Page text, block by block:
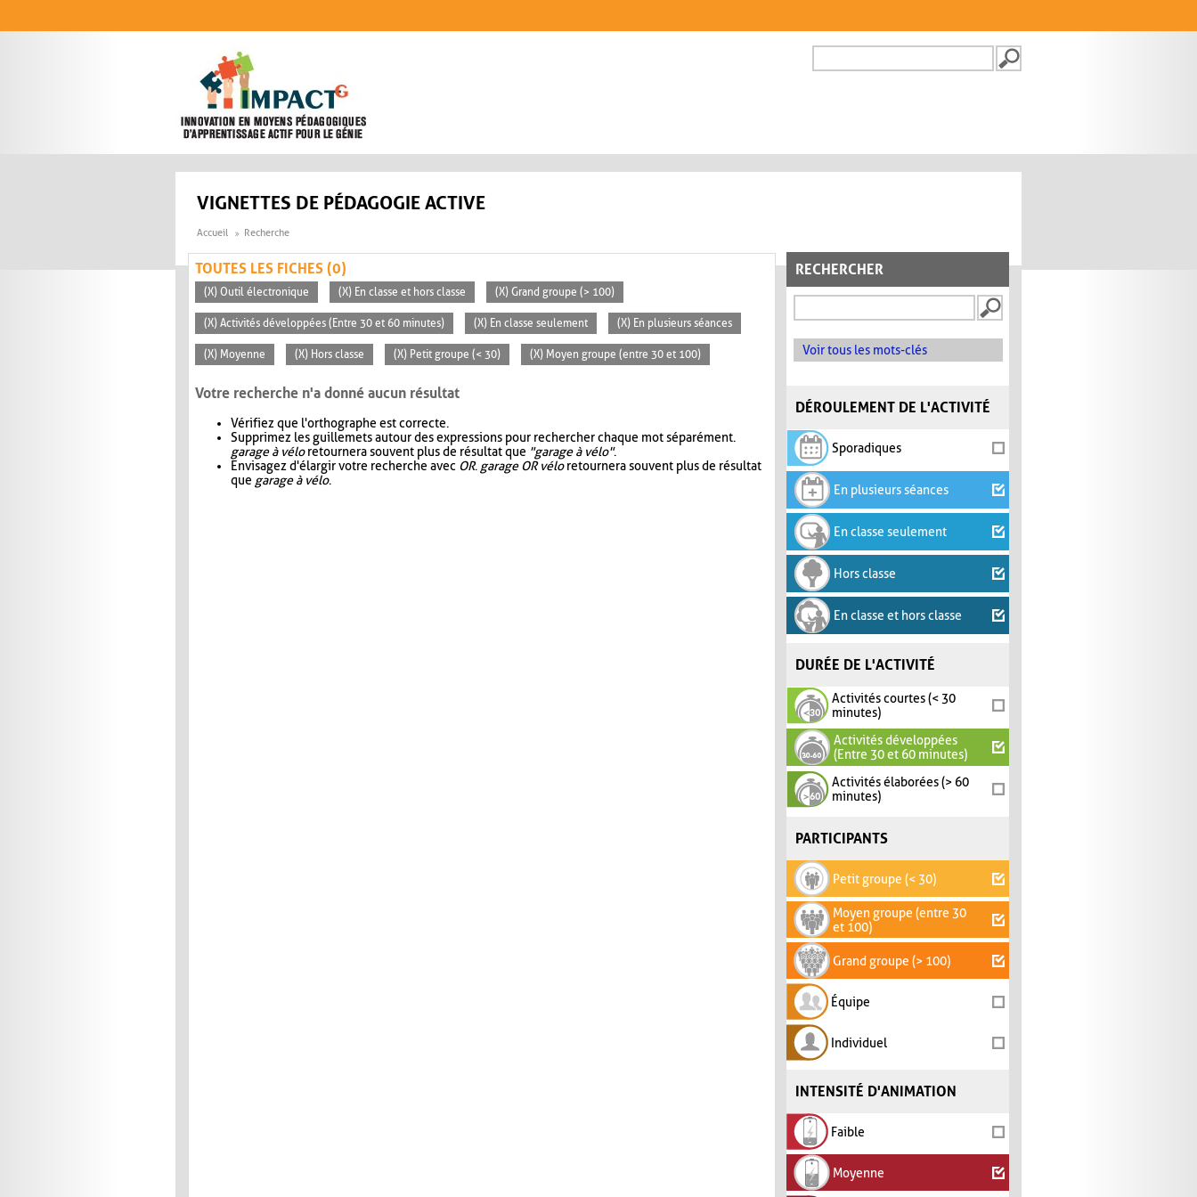
FORMULAIRE DE
VIGNETTES DE PÉDAGOGIE ACTIVE
Accueil Recherche
RECHERCHER
Voir tous les mots-clés
DÉROULEMENT DE L'ACTIVITÉ
Sporadiques
En plusieurs séances
En classe seulement
Hors classe
En classe et hors classe
DURÉE DE L'ACTIVITÉ
Activités courtes (< 30
minutes)
Activités développées
(Entre 30 et 60 minutes)
Activités élaborées (> 60
minutes)
PARTICIPANTS
Petit groupe (< 30)
Moyen groupe (entre 30
et 100)
Grand groupe (> 100)
Équipe
Individuel
INTENSITÉ D'ANIMATION
Faible
Moyenne
TOUTES LES FICHES (0)
(X) Outil électronique (X) En classe et hors classe (X) Grand groupe (> 100)
(X) Activités développées (Entre 30 et 60 minutes) (X) En classe seulement (X) En plusieurs séances
(X) Moyenne (X) Hors classe (X) Petit groupe (< 30) (X) Moyen groupe (entre 30 et 100)
Votre recherche n'a donné aucun résultat
Vérifiez que l'orthographe est correcte.
Supprimez les guillemets autour des expressions pour rechercher chaque mot séparément.
garage à véloretournera souvent plus de résultat que "garage à vélo".
Envisagez d'élargir votre recherche avec OR. garage OR véloretournera souvent plus de résultat
que garage à vélo.